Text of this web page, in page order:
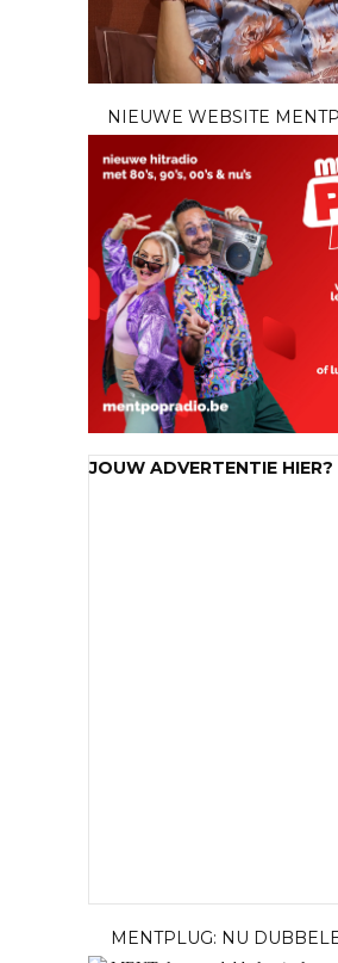
NIEUWE WEBSITE
JOUW ADVERTENTIE HIER?
MENTPLUG: NU